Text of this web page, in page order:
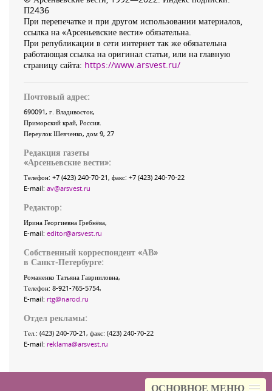
ОСНОВНОЕ МЕНЮ
П2436
При перепечатке и при другом использовании материалов,
ссылка на «Арсеньевские вести» обязательна.
При републикации в сети интернет так же обязательна
работающая ссылка на оригинал статьи, или на главную
страницу сайта: https://www.arsvest.ru/
Почтовый адрес:
690091, г. Владивосток,
Приморский край, Россия
Переулок Шевченко, дом 9, 27
Редакция газеты
«Арсеньевские вести»:
Телефон: +7 (423) 240-70-21, факс: +7 (423) 240-70-22
E-mail: av@arsvest.ru
Редактор:
Ирина Георгиевна Гребнёва,
E-mail: editor@arsvest.ru
Собственный корреспондент «АВ»
в Санкт-Петербурге:
Романенко Татьяна Гаврииловна,
Телефон: 8-921-765-5754,
E-mail: rtg@narod.ru
Отдел рекламы:
Тел.: (423) 240-70-21, факс: (423) 240-70-22
E-mail: reklama@arsvest.ru